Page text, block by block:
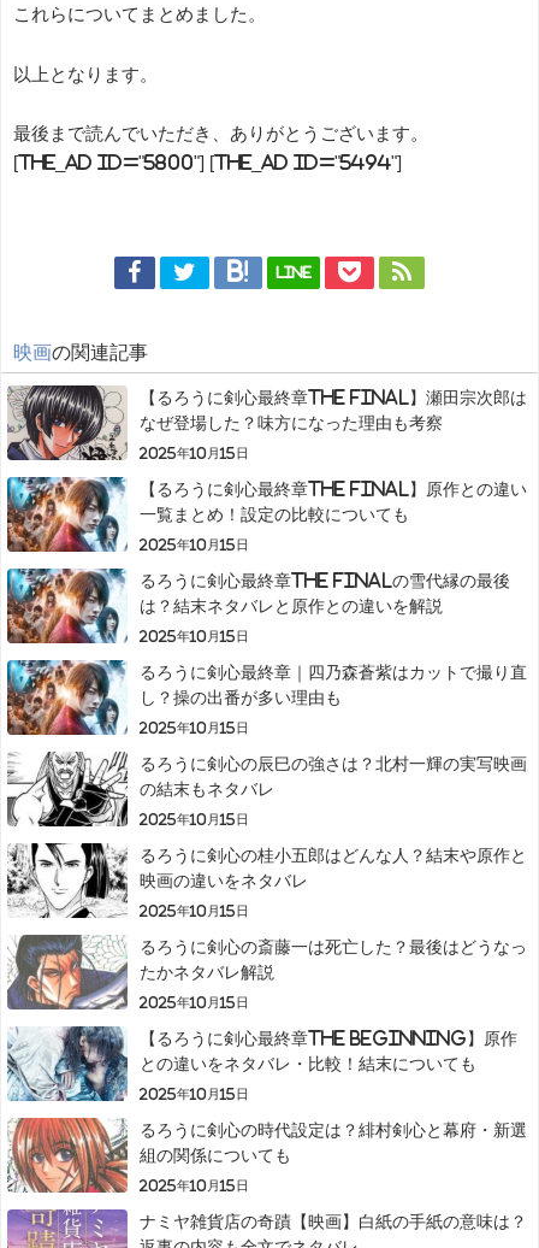
これらについてまとめました。
以上となります。
最後まで読んでいただき、ありがとうございます。
[the_ad id="5800"] [the_ad id="5494"]
LINE
映画の関連記事
【るろうに剣心最終章The Final】瀬田宗次郎は
なぜ登場した？味方になった理由も考察
2025年10月15日
【るろうに剣心最終章The Final】原作との違い
一覧まとめ！設定の比較についても
2025年10月15日
るろうに剣心最終章The Finalの雪代縁の最後
は？結末ネタバレと原作との違いを解説
2025年10月15日
るろうに剣心最終章｜四乃森蒼紫はカットで撮り直
し？操の出番が多い理由も
2025年10月15日
るろうに剣心の辰巳の強さは？北村一輝の実写映画
の結末もネタバレ
2025年10月15日
るろうに剣心の桂小五郎はどんな人？結末や原作と
映画の違いをネタバレ
2025年10月15日
るろうに剣心の斎藤一は死亡した？最後はどうなっ
たかネタバレ解説
2025年10月15日
【るろうに剣心最終章The Beginning】原作
との違いをネタバレ・比較！結末についても
2025年10月15日
るろうに剣心の時代設定は？緋村剣心と幕府・新選
組の関係についても
2025年10月15日
ナミヤ雑貨店の奇蹟【映画】白紙の手紙の意味は？